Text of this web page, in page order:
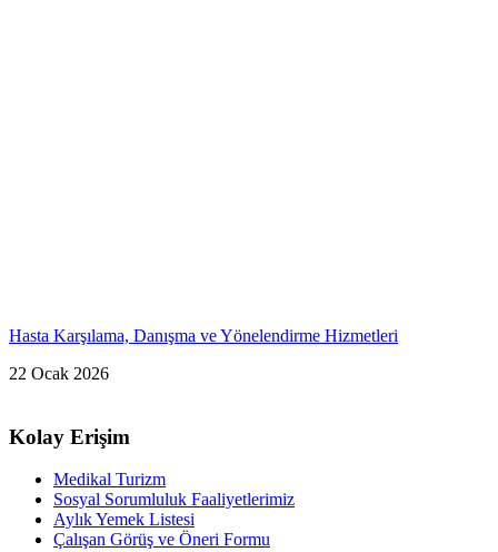
Hasta Karşılama, Danışma ve Yönelendirme Hizmetleri
22 Ocak 2026
Kolay Erişim
Medikal Turizm
Sosyal Sorumluluk Faaliyetlerimiz
Aylık Yemek Listesi
Çalışan Görüş ve Öneri Formu